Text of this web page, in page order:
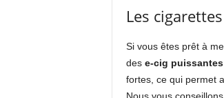
Les
Si vous êtes prêt à
des e-cig puissantes
fortes, ce qui permet